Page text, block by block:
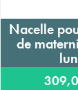
Ajouter
Nacelle
de